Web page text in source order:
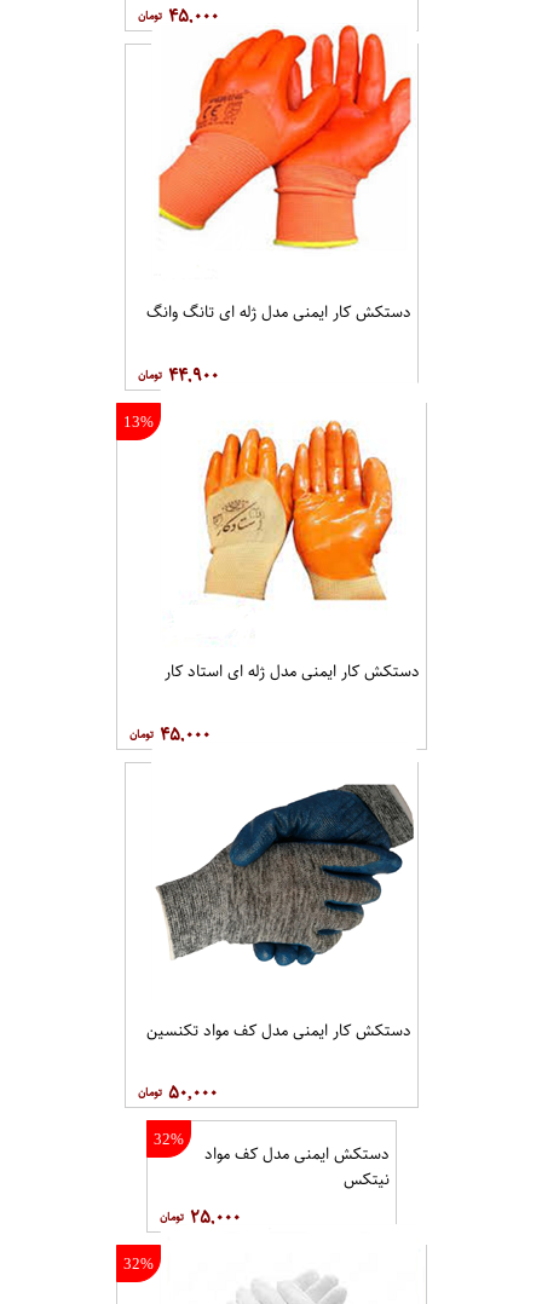
۴۵,۰۰۰
دستکش کار ایمنی مدل ژله ای تانگ وانگ
۴۴,۹۰۰
13%
دستکش کار ایمنی مدل ژله ای استاد کار
۴۵,۰۰۰
دستکش کار ایمنی مدل کف مواد تکنسین
۵۰,۰۰۰
32%
دستکش ایمنی مدل کف مواد
نیتکس
۲۵,۰۰۰
32%